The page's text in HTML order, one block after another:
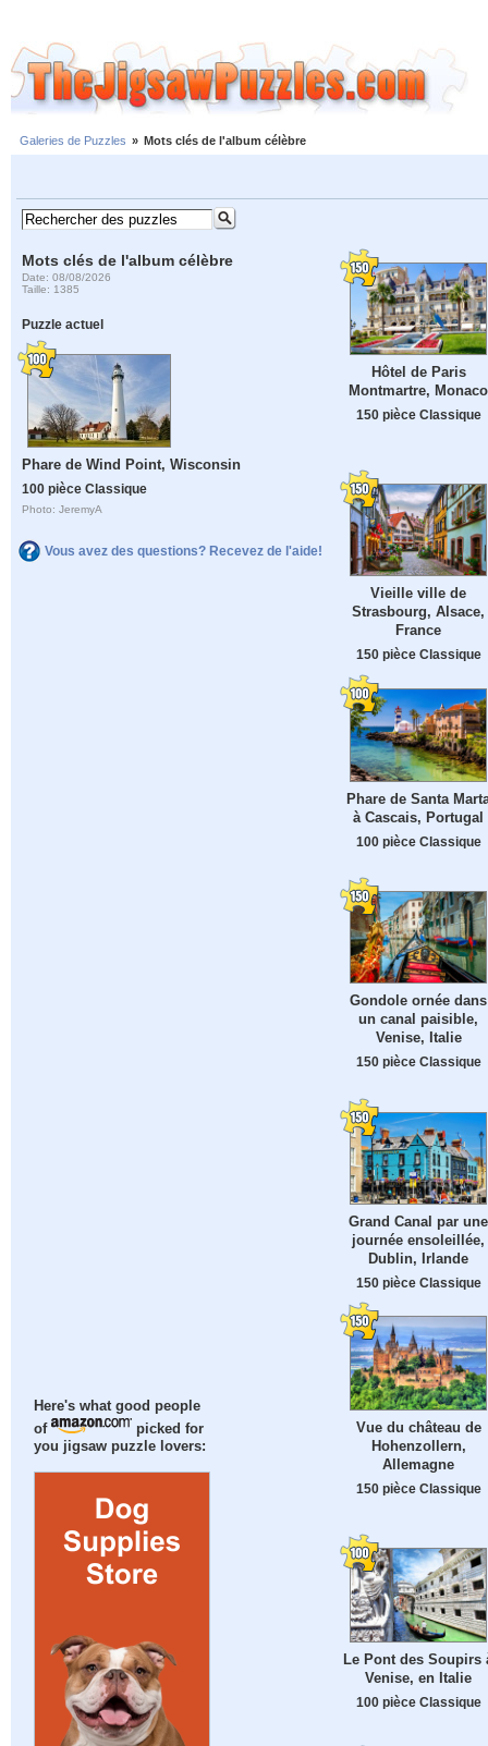
Galeries de Puzzles » Mots clés de l'album célèbre
Mots clés de l'album célèbre
Date: 08/08/2026
Taille: 1385
Puzzle actuel
Phare de Wind Point, Wisconsin
100 pièce Classique
Photo: JeremyA
Vous avez des questions? Recevez de l'aide!
Here's what good people
of
picked for
you jigsaw puzzle lovers:
Hôtel de Paris
Montmartre, Monaco
150 pièce Classique
Vieille ville de
Strasbourg, Alsace,
France
150 pièce Classique
Phare de Santa
à Cascais, Portugal
100 pièce Classique
Gondole ornée dans
un canal paisible,
Venise, Italie
150 pièce Classique
Grand Canal par une
journée ensoleillée,
Dublin, Irlande
150 pièce Classique
Vue du château de
Hohenzollern,
Allemagne
150 pièce Classique
Le Pont des Soupirs
Venise, en Italie
100 pièce Classique